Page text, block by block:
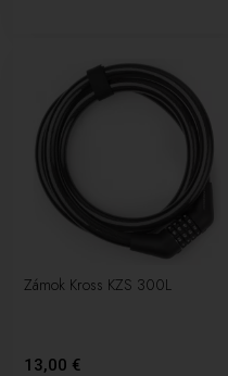
Zámok Kross KZS 300L
13,00 €